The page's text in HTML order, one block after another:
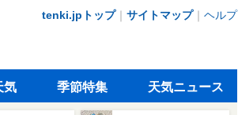
tenki.jpトップ｜ サイトマップ｜ ヘルプ
気 季節特集 天気ニュース